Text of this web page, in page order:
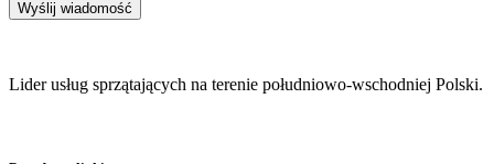
Lider usług sprzątających na terenie południowo-wschodniej Polski.